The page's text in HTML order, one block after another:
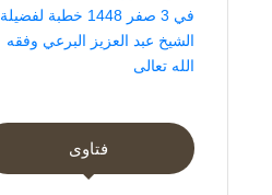
في 3 صفر 1448 خطبة لفضيلة
الشيخ عبد العزيز البرعي وفقه
الله تعالى
فتاوى